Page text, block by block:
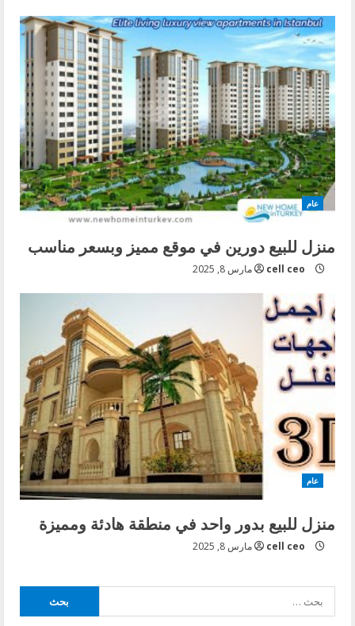
عام
منزل للبيع دورين في موقع مميز وبسعر مناسب
cell ceo مارس 8, 2025
عام
منزل للبيع بدور واحد في منطقة هادئة ومميزة
cell ceo مارس 8, 2025
عن: